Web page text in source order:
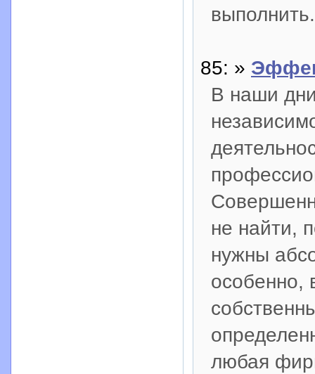
выполнить.
85: »
В наши
не найти,
нужны
особенно,
любая